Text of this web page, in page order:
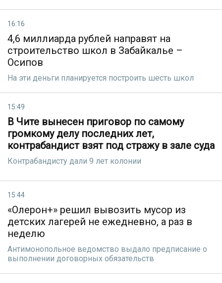
16:16
4,6 миллиарда рублей направят на
строительство школ в Забайкалье –
Осипов
На эти деньги планируется построить шесть школ
15:49
В Чите вынесен приговор по самому
громкому делу последних лет,
контрабандист взят под стражу в зале суда
Контрабандисту дали 9 лет колонии
15:44
«Олерон+» решил вывозить мусор из
детских лагерей не ежедневно, а раз в
неделю
Антимонопольное ведомство выдало предписание о
выполнении договорных обязательств